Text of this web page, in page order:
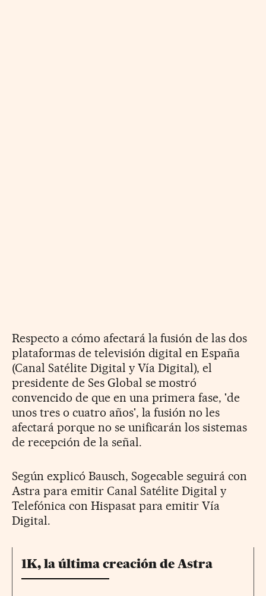
Respecto a cómo afectará la fusión de las dos
plataformas de televisión digital en España
(Canal Satélite Digital y Vía Digital), el
presidente de Ses Global se mostró
convencido de que en una primera fase, 'de
unos tres o cuatro años', la fusión no les
afectará porque no se unificarán los sistemas
de recepción de la señal.
Según explicó Bausch, Sogecable seguirá con
Astra para emitir Canal Satélite Digital y
Telefónica con Hispasat para emitir Vía
Digital.
1K, la última creación de Astra